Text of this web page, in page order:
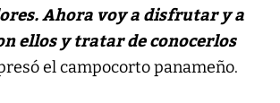
Ahora voy a disfrutar y a
ellos y tratar de conocerlos
el campocorto panameño.